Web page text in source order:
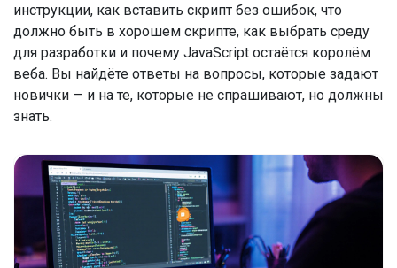
инструкции, как вставить скрипт без ошибок, что
должно быть в хорошем скрипте, как выбрать среду
для разработки и почему JavaScript остаётся королём
веба. Вы найдёте ответы на вопросы, которые задают
новички — и на те, которые не спрашивают, но должны
знать.